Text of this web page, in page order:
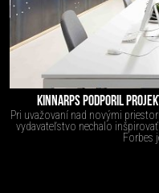
KINNARPS PODPORIL
Pri uvažovaní nad novými
vydavateľstvo nechalo
Forbes